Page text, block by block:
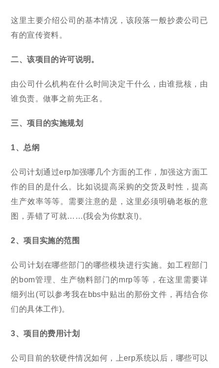
这里主要介绍公司的基本情况，该段落一般抄袭公司已
有的宣传资料。
二、该项目的许可说明。
由公司什么机构在什么时间决定干什么，由谁批核，由
谁负责。做事之前先正名。
三、项目的实施规划
1、总纲
公司计划通过erp加强哪几个方面的工作，加强这方面工
作的目的是什么。比如说提高采购的交货及时性，提高
生产效率等等。需要注意的是，这里必须明确老板的意
图，弄错了可就……(我会为你默哀!)。
2、项目实施的范围
公司计划在哪些部门的哪些模块进行实施。如工程部门
的bom管理、生产物料部门的mrp等等，在这里需要详
细列出(可以参考我在bbs中贴出的那份文件，再结合你
们的具体工作)。
3、项目的费用计划
公司目前的软硬件情况如何，上erp系统以后，哪些可以